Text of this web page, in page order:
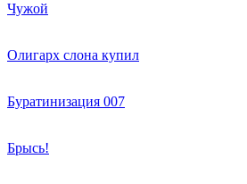
Чужой
Олигарх слона купил
Буратинизация 007
Брысь!